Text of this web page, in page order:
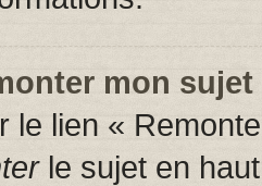
mon sujet
le lien «
le sujet en